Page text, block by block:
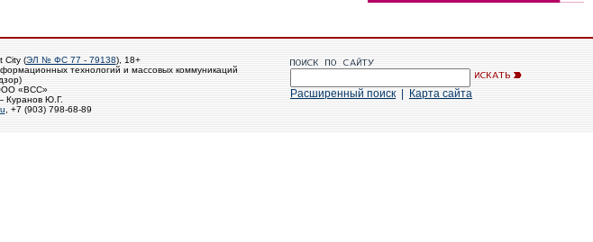
City (ЭЛ № ФС 77 - 79138), 18+
технологий и массовых коммуникаций
«ВСС»
Куранов Ю.Г.
, +7 (903) 798-68-89
Расширенный поиск Карта сайта